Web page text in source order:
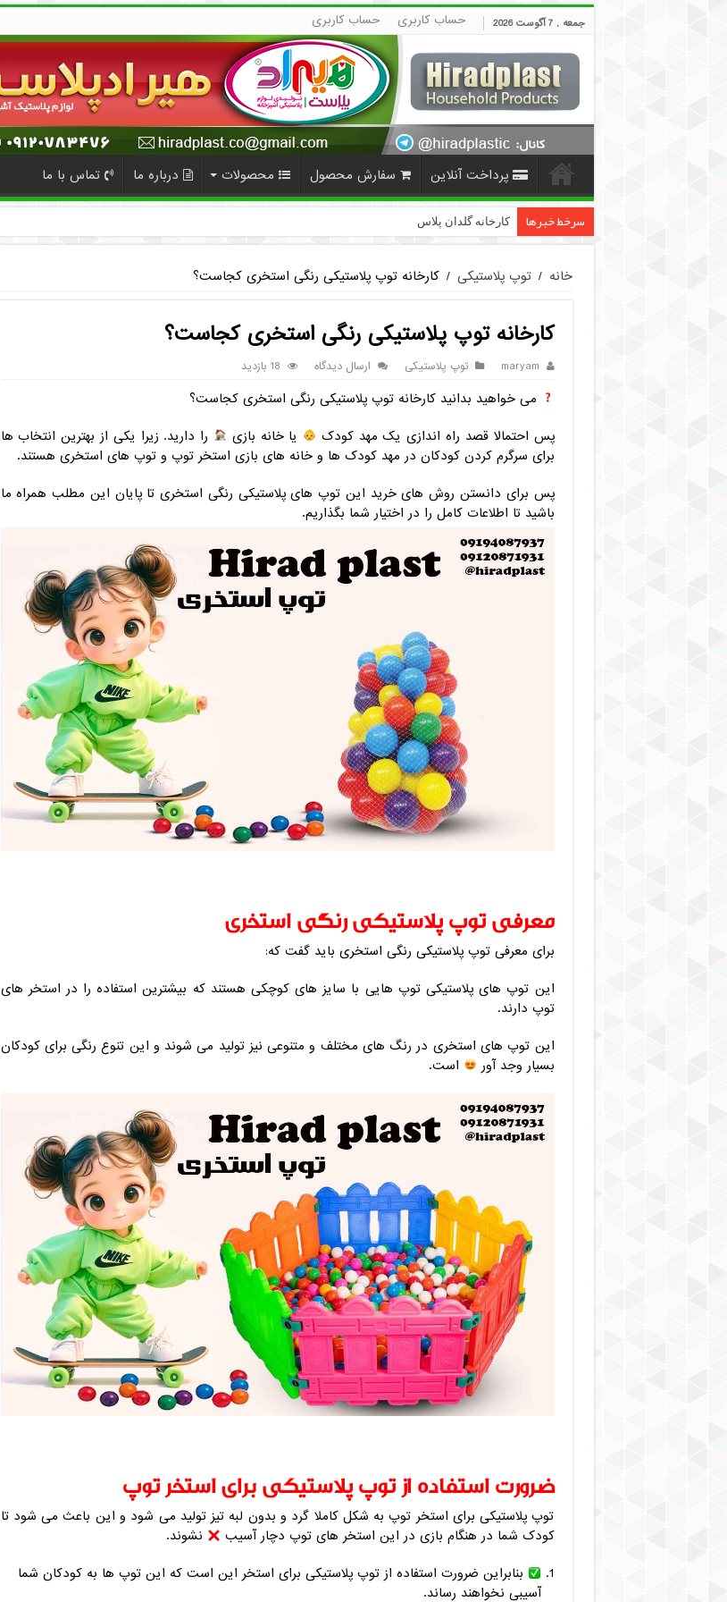
جمعه , 7 آگوست 2026 حساب کاربری حساب کاربری
پرداخت آنلاین سفارش محصول محصولات درباره ما تماس با ما
سرخط خبرها کارخانه گلدان پلاستیکی عرشیا در تهران (New) + شماره تماس
خانه / توپ پلاستیکی / کارخانه توپ پلاستیکی رنگی استخری کجاست؟
کارخانه توپ پلاستیکی رنگی استخری کجاست؟
maryam توپ پلاستیکی ارسال دیدگاه 18 بازدید
می خواهید بدانید کارخانه توپ پلاستیکی رنگی استخری کجاست؟
پس احتمالا قصد راه اندازی یک مهد کودک
یا خانه بازی
را دارید. زیرا یکی از بهترین انتخاب ها
برای سرگرم کردن کودکان در مهد کودک ها و خانه های بازی استخر توپ و توپ های استخری هستند.
پس برای دانستن روش های خرید این توپ های پلاستیکی رنگی استخری تا پایان این مطلب همراه ما
باشید تا اطلاعات کامل را در اختیار شما بگذاریم.
معرفی توپ پلاستیکی رنگی استخری
برای معرفی توپ پلاستیکی رنگی استخری باید گفت که:
این توپ های پلاستیکی توپ هایی با سایز های کوچکی هستند که بیشترین استفاده را در استخر های
توپ دارند.
این توپ های استخری در رنگ های مختلف و متنوعی نیز تولید می شوند و این تنوع رنگی برای کودکان
بسیار وجد آور
است.
ضرورت استفاده از توپ پلاستیکی برای استخر توپ
توپ پلاستیکی برای استخر توپ به شکل کاملا گرد و بدون لبه تیز تولید می شود و این باعث می شود تا
کودک شما در هنگام بازی در این استخر های توپ دچار آسیب
نشوند.
بنابراین ضرورت استفاده از توپ پلاستیکی برای استخر این است که این توپ ها به کودکان شما
آسیبی نخواهند رساند.